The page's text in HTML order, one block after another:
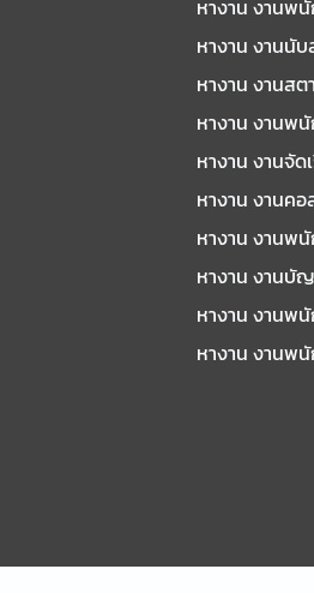
หางาน งานพ
หางาน งานนั
หางาน งานส
หางาน งานพ
หางาน งานจั
หางาน งานคอ
หางาน งานพ
หางาน งานบั
หางาน งานพ
หางาน งานพ